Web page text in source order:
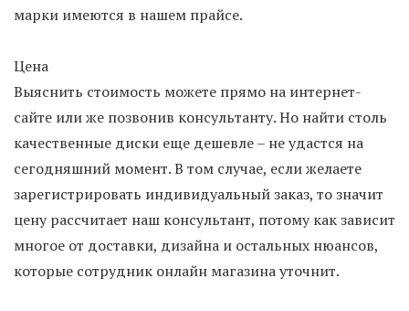
марки имеются в нашем прайсе.
Цена
Выяснить стоимость можете прямо на интернет-
сайте или же позвонив консультанту. Но найти столь
качественные диски еще дешевле – не удастся на
сегодняшний момент. В том случае, если желаете
зарегистрировать индивидуальный заказ, то значит
цену рассчитает наш консультант, потому как зависит
многое от доставки, дизайна и остальных нюансов,
которые сотрудник онлайн магазина уточнит.